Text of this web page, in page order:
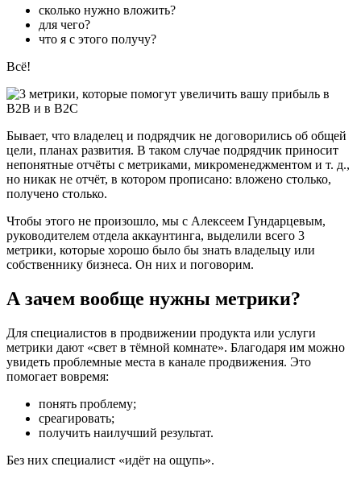
сколько нужно вложить?
для чего?
что я с этого получу?
Всё!
Бывает, что владелец и подрядчик не договорились об общей
цели, планах развития. В таком случае подрядчик приносит
непонятные отчёты с метриками, микроменеджментом и т. д.,
но никак не отчёт, в котором прописано: вложено столько,
получено столько.
Чтобы этого не произошло, мы с Алексеем Гундарцевым,
руководителем отдела аккаунтинга, выделили всего 3
метрики, которые хорошо было бы знать владельцу или
собственнику бизнеса. Он них и поговорим.
А зачем вообще нужны метрики?
Для специалистов в продвижении продукта или услуги
метрики дают «свет в тёмной комнате». Благодаря им можно
увидеть проблемные места в канале продвижения. Это
помогает вовремя:
понять проблему;
среагировать;
получить наилучший результат.
Без них специалист «идёт на ощупь».